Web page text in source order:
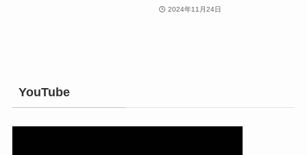
2024年11月24日
YouTube